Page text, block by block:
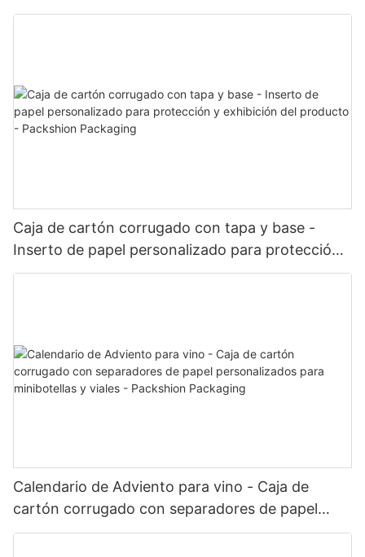
de kits y conjuntos - Packshion Packaging
Caja de cartón corrugado con tapa y base -
Inserto de papel personalizado para protección
y exhibición del producto - Packshion Packaging
Calendario de Adviento para vino - Caja de
cartón corrugado con separadores de papel
personalizados para minibotellas y viales -